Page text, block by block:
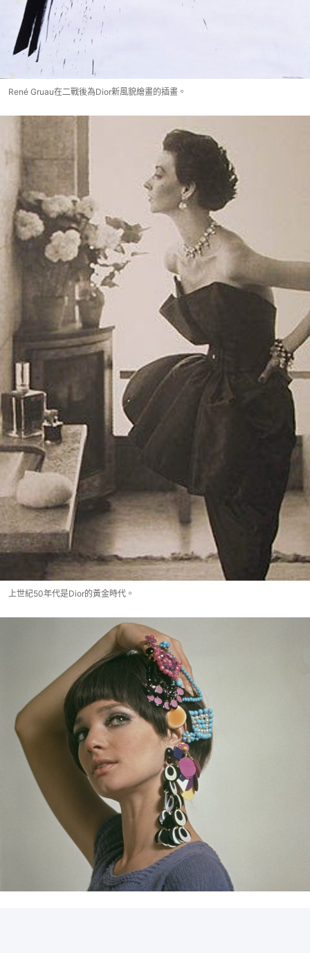
René Gruau在二戰後為Dior新風貌繪畫的插畫。
上世紀50年代是Dior的黃金時代。